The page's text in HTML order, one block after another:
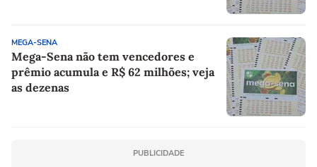
MEGA-SENA
Mega-Sena não tem vencedores e
prêmio acumula e R$ 62 milhões; veja
as dezenas
PUBLICIDADE